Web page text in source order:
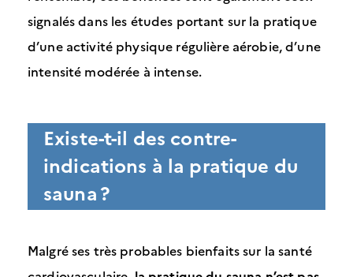
signalés dans les études portant sur la pratique
d’une activité physique régulière aérobie, d’une
intensité modérée à intense.
Existe-t-il des contre-
indications à la pratique du
sauna ?
Malgré ses très probables bienfaits sur la santé